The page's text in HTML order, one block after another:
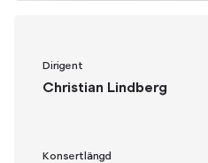
Dirigent
Christian Lindberg
Konsertlängd